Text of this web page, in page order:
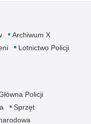
Archiwum X
Lotnictwo Policji
Policji
Sprzęt